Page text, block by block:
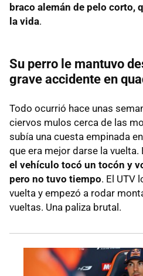
braco alemán de pelo corto,
la vida.
Su perro le mantuvo
grave accidente en
Todo ocurrió hace unas
ciervos mulos cerca de las
subía una cuesta empinada
que era mejor darse la vuelta.
el vehículo tocó un tocón y
pero no tuvo tiempo. El UTV
vuelta y empezó a rodar
vueltas. Una paliza brutal.